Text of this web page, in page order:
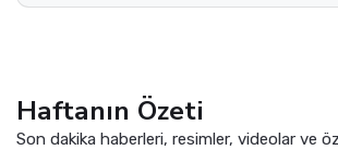
Haftanın Özeti
Son dakika haberleri, resimler, videolar ve